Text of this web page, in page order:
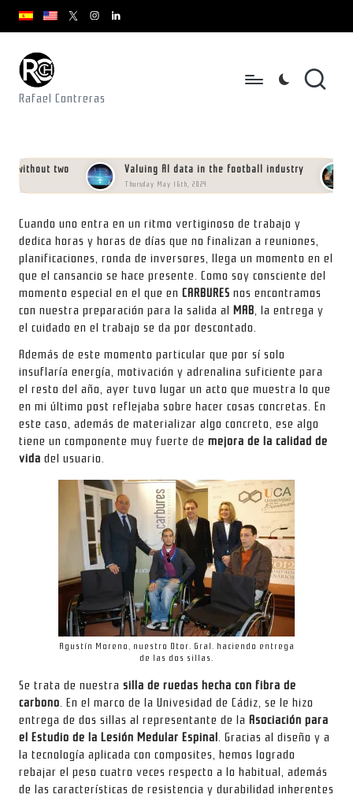
Skip
content
youtube.com
youtube.comx.com/rafacontrerasch
instagram.com
youtube.com
Rafael Contreras
two Valuing AI data in the football industry
Thursday May 16th, 2024
Cuando uno entra en un ritmo vertiginoso de trabajo y
dedica horas y horas de días que no finalizan a reuniones,
planificaciones, ronda de inversores, llega un momento en el
que el cansancio se hace presente. Como soy consciente del
momento especial en el que en CARBURES nos encontramos
con nuestra preparación para la salida al MAB, la entrega y
el cuidado en el trabajo se da por descontado.
Además de este momento particular que por sí solo
insuflaría energía, motivación y adrenalina suficiente para
el resto del año, ayer tuvo lugar un acto que muestra lo que
en mi último post reflejaba sobre hacer cosas concretas. En
este caso, además de materializar algo concreto, ese algo
tiene un componente muy fuerte de mejora de la calidad de
vida del usuario.
Agustín Moreno, nuestro Dtor. Gral. haciendo entrega
de las dos sillas.
Se trata de nuestra silla de ruedas hecha con fibra de
carbono . En el marco de la Univesidad de Cádiz, se le hizo
entrega de dos sillas al representante de la Asociación para
el Estudio de la Lesión Medular Espinal . Gracias al diseño y a
la tecnología aplicada con composites, hemos logrado
rebajar el peso cuatro veces respecto a lo habitual, además
de las características de resistencia y durabilidad inherentes